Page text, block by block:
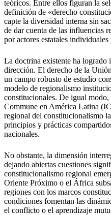
teóricos. Entre ellos figuran la
definición de «derecho
capte la diversidad interna sin
de dar cuenta de las influencias
por actores estatales
La doctrina existente ha logrado
dirección. El derecho de la
un campo robusto de estudio
modelo de regionalismo
constitucionales. De igual
Commune en América Latina
regional del constitucionalismo
principios y prácticas
nacionales.
No obstante, la dimensión
dejando abiertas cuestiones
constitucionalismo regional
Oriente Próximo o el África
regiones con los marcos
condiciones fomentan las
el conflicto o el aprendizaje